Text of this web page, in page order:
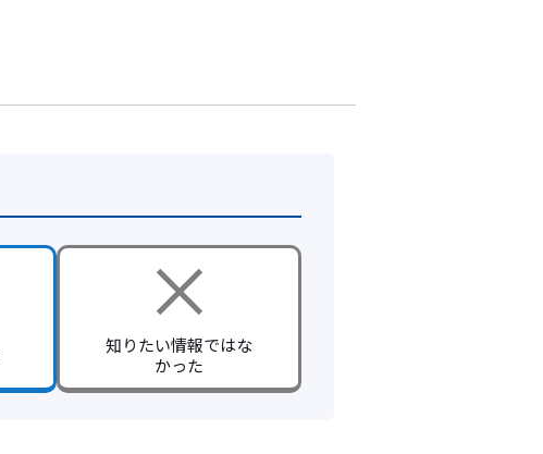
知りたい情報ではな
かった